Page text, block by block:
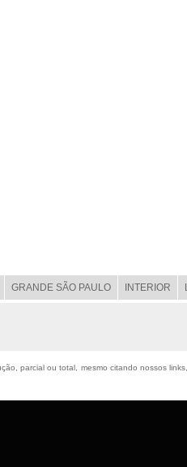
GRANDE SÃO PAULO INTERIOR
parcial ou total, mesmo citando nossos